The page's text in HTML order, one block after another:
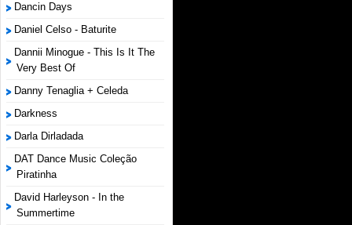
Dancin Days
Daniel Celso - Baturite
Dannii Minogue - This Is It The
Very Best Of
Danny Tenaglia + Celeda
Darkness
Darla Dirladada
DAT Dance Music Coleção
Piratinha
David Harleyson - In the
Summertime